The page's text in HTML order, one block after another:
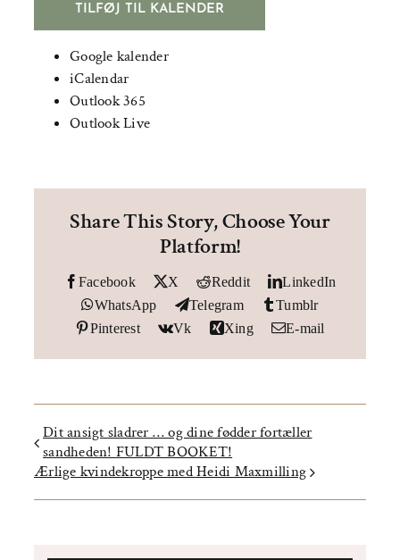
TILFØJ TIL KALENDER
Google kalender
iCalendar
Outlook 365
Outlook Live
Share This Story, Choose Your
Platform!
Facebook X Reddit
LinkedIn
WhatsApp
Telegram
Tumblr
Pinterest
Vk Xing E-mail
Dit ansigt sladrer … og dine fødder fortæller
sandheden! FULDT BOOKET!
Ærlige kvindekroppe med Heidi Maxmilling